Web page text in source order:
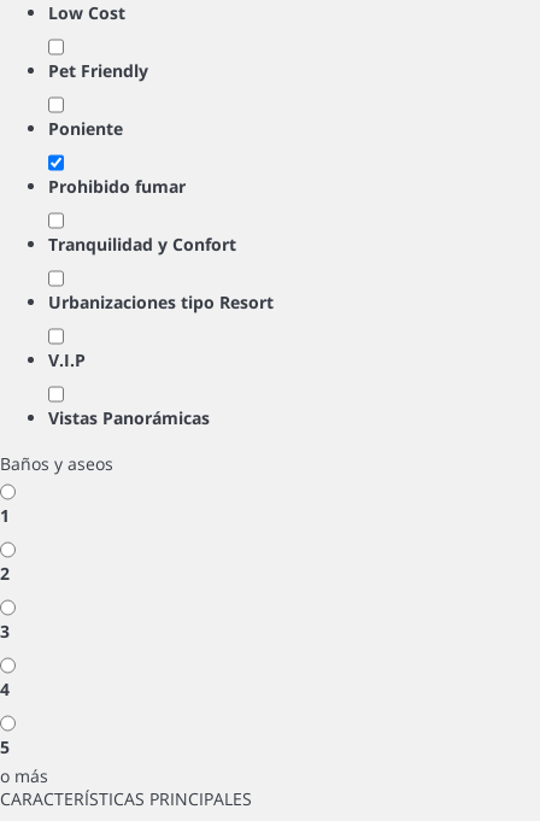
Low Cost
Pet Friendly
Poniente
Prohibido fumar
Tranquilidad y Confort
Urbanizaciones tipo Resort
V.I.P
Vistas Panorámicas
Baños y aseos
1
2
3
4
5
o más
CARACTERÍSTICAS PRINCIPALES